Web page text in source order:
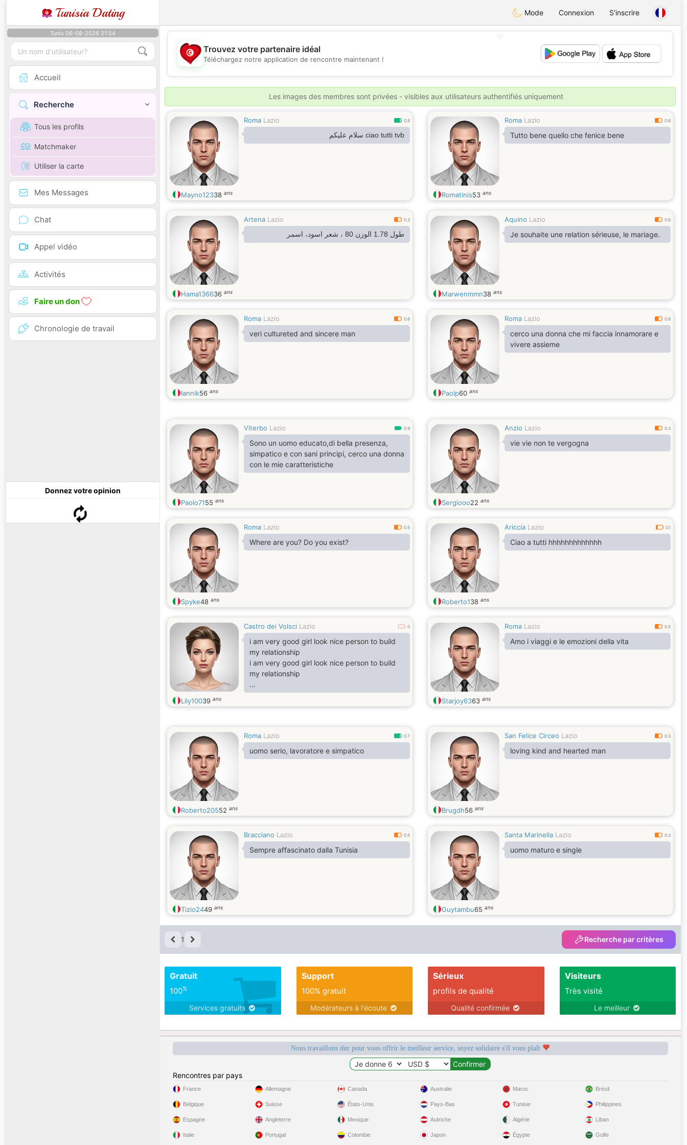
Tunisia Dating Mode Connexion S'inscrire
Tunis 06-08-2026 21:54
Accueil
Recherche
Tous les profils
Matchmaker
Utiliser la carte
Mes Messages
Chat
Appel vidéo
Activités
Faire un don
Chronologie de travail
Donnez votre opinion
💖
💕
Trouvez votre partenaire idéal
Téléchargez notre application de rencontre maintenant !
Les images des membres sont privées - visibles aux utilisateurs authentifiés uniquement
Roma Lazio 0.8
ciao tutti tvb سلام عليكم
Mayno12338 ans
Roma Lazio 0.6
Tutto bene quello che fenice bene
Romatinis53 ans
Artena Lazio 0.3
طول 1.78 الوزن 80 ، شعر اسود، اسمر
Hama136636 ans
Aquino Lazio 0.6
Je souhaite une relation sérieuse, le mariage.
Marwenmmn38 ans
Roma Lazio 0.6
veri cultureted and sincere man
Iannik56 ans
Roma Lazio 0.6
cerco una donna che mi faccia innamorare e
vivere assieme
Paolp60 ans
Viterbo Lazio 0.9
Sono un uomo educato,di bella presenza,
simpatico e con sani principi, cerco una donna
con le mie caratteristiche
Paolo7155 ans
Anzio Lazio 0.3
vie vie non te vergogna
Sergiooo22 ans
Roma Lazio 0.5
Where are you? Do you exist?
Spyke48 ans
Ariccia Lazio 0.1
Ciao a tutti hhhhhhhhhhhhh
Roberto138 ans
Castro dei Volsci Lazio 0
i am very good girl look nice person to build
my relationship
i am very good girl look nice person to build
my relationship
i am very good girl look nice person to build
my relationship
Lily10039 ans
Roma Lazio 0.5
Amo i viaggi e le emozioni della vita
Starjoy6363 ans
Roma Lazio 0.7
uomo serio, lavoratore e simpatico
Roberto20552 ans
San Felice Circeo Lazio 0.3
loving kind and hearted man
Brugdh56 ans
Bracciano Lazio 0.5
Sempre affascinato dalla Tunisia
Tizio2449 ans
Santa Marinella Lazio 0.3
uomo maturo e single
Guytambu65 ans
1 Recherche par critères
Gratuit
100%
Services gratuits
Support
100% gratuit
Modérateurs à l'écoute
Sérieux
profils de qualité
Qualité confirmée
Visiteurs
Très visité
Le meilleur
Nous travaillons dur pour vous offrir le meilleur service, soyez solidaire s'il vous plaît
Rencontres par pays
France
Belgique
Espagne
Italie
Allemagne
Suisse
Angleterre
Portugal
Canada
États-Unis
Mexique
Colombie
Australie
Pays-Bas
Autriche
Japon
Maroc
Tunisie
Algérie
Égypte
Brésil
Philippines
Liban
Golfe